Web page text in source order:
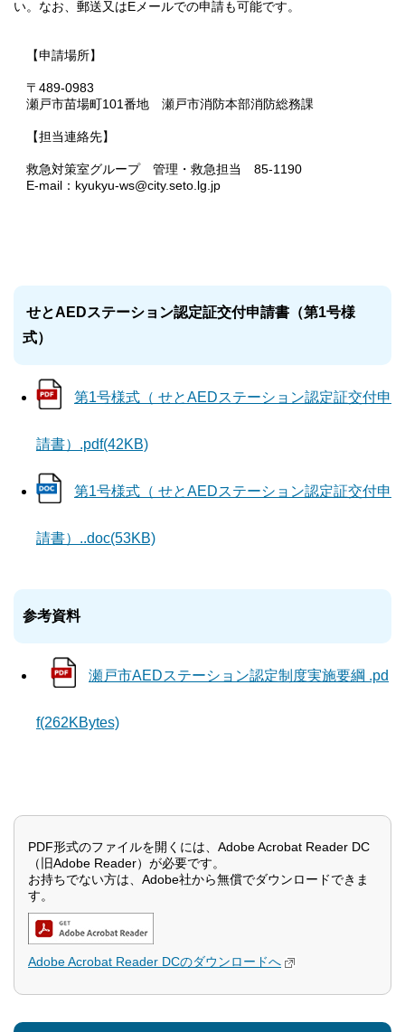
い。なお、郵送又はEメールでの申請も可能です。
【申請場所】
〒489-0983
瀬戸市苗場町101番地 瀬戸市消防本部消防総務課
【担当連絡先】
救急対策室グループ 管理・救急担当 85-1190
E-mail：kyukyu-ws@city.seto.lg.jp
せとAEDステーション認定証交付申請書（第1号様
式）
第1号様式（ せとAEDステーション認定証交付申
請書）.pdf(42KB)
第1号様式（ せとAEDステーション認定証交付申
請書）..doc(53KB)
参考資料
瀬戸市AEDステーション認定制度実施要綱 .pd
f(262KBytes)
PDF形式のファイルを開くには、Adobe Acrobat Reader DC
（旧Adobe Reader）が必要です。
お持ちでない方は、Adobe社から無償でダウンロードできま
す。
Adobe Acrobat Reader DCのダウンロードへ